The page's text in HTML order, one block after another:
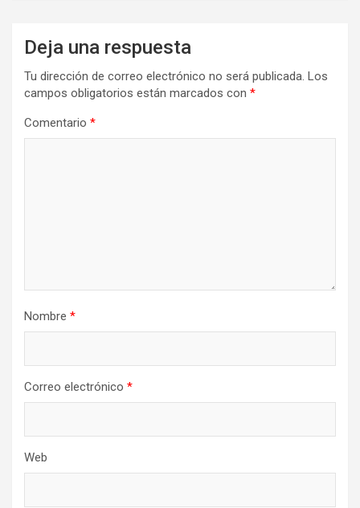
Deja una respuesta
Tu dirección de correo electrónico no será publicada. Los
campos obligatorios están marcados con *
Comentario *
Nombre *
Correo electrónico *
Web